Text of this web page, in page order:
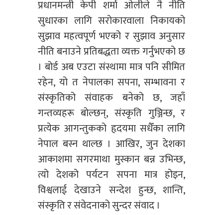
प्रधानमन्त्री केपी शर्मा ओलीले नै नीति
सुधारका लागि सरोकारवाला निकायको
सुझाव महत्वपूर्ण भएको र सुझाव अनुसार
नीति बनाउने प्रतिबद्धता व्यक्त गर्नुभएको छ
। बोर्ड अब एउटा संस्थामा मात्र पनि सीमित
रहेन, यो त नेपालका सपना, सम्भावना र
संस्कृतिको संवाहक बनेको छ, जहाँ
गन्तव्यहरू बोल्छन्, संस्कृति गुञ्जिन्छ, र
प्रत्येक आगन्तुकको हृदयमा सधैँका लागि
नेपाल बस्न थाल्छ । आखिर, जुन देशका
आकाशमा सगरमाथा मुस्कान बन्न उभिन्छ,
त्यो देशको पर्यटन सपना मात्र होइन,
विश्वलाई देखाउने सन्देश हुन्छ, शान्ति,
संस्कृति र संवेदनाको सुन्दर संवाद ।